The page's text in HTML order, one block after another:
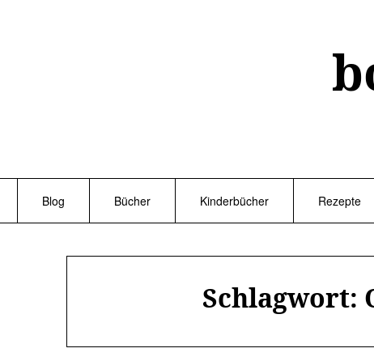
Blog Bücher Kinderbücher Rezepte
Schlagwort: